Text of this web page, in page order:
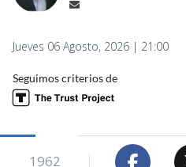
Jueves 06 Agosto, 2026 | 21:00
Seguimos criterios de
1962